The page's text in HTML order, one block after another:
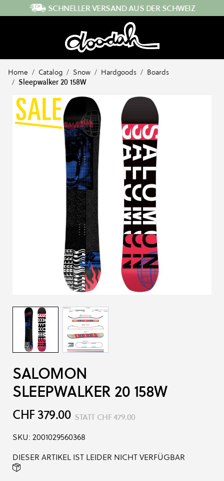
Direkt zum InhaltSCHNELLER VERSAND AUS DER SCHWEIZ
Home / Catalog / Snow / Hardgoods / Boards
/ Sleepwalker 20 158W
SALOMON
SLEEPWALKER 20 158W
CHF 379.00 STATT CHF 479.00
SKU: 2001029560368
DIESER ARTIKEL IST LEIDER NICHT VERFÜGBAR